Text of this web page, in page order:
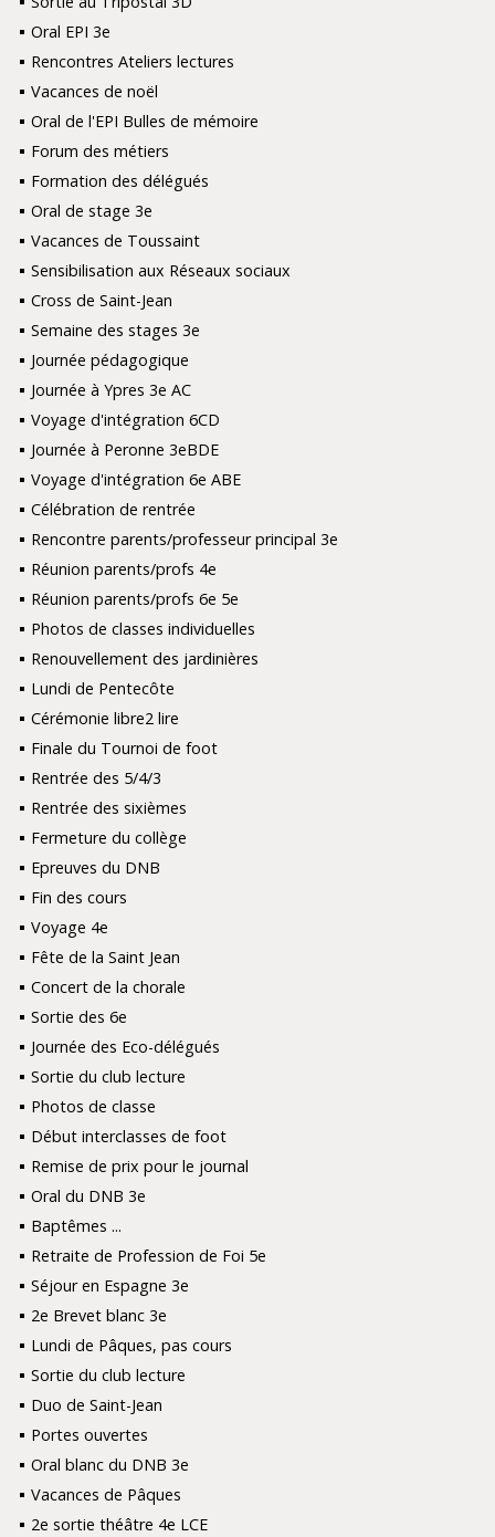
Oral EPI 3e
Rencontres Ateliers lectures
Vacances de noël
Oral de l'EPI Bulles de mémoire
Forum des métiers
Formation des délégués
Oral de stage 3e
Vacances de Toussaint
Sensibilisation aux Réseaux sociaux
Cross de Saint-Jean
Semaine des stages 3e
Journée pédagogique
Journée à Ypres 3e AC
Voyage d'intégration 6CD
Journée à Peronne 3eBDE
Voyage d'intégration 6e ABE
Célébration de rentrée
Rencontre parents/professeur principal 3e
Réunion parents/profs 4e
Réunion parents/profs 6e 5e
Photos de classes individuelles
Renouvellement des jardinières
Lundi de Pentecôte
Cérémonie libre2 lire
Finale du Tournoi de foot
Rentrée des 5/4/3
Rentrée des sixièmes
Fermeture du collège
Epreuves du DNB
Fin des cours
Voyage 4e
Fête de la Saint Jean
Concert de la chorale
Sortie des 6e
Journée des Eco-délégués
Sortie du club lecture
Photos de classe
Début interclasses de foot
Remise de prix pour le journal
Oral du DNB 3e
Baptêmes ...
Retraite de Profession de Foi 5e
Séjour en Espagne 3e
2e Brevet blanc 3e
Lundi de Pâques, pas cours
Sortie du club lecture
Duo de Saint-Jean
Portes ouvertes
Oral blanc du DNB 3e
Vacances de Pâques
2e sortie théâtre 4e LCE